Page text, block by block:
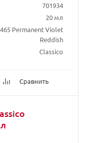
701934
20 мл
465 Permanent Violet
Reddish
Classico
Сравнить